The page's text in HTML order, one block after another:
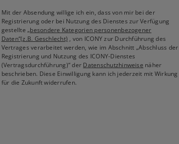
Mit der Absendung willige ich ein, dass von mir bei der
Registrierung oder bei Nutzung des Dienstes zur Verfügung
gestellte„besondere Kategorien personenbezogener
Daten“(z.B. Geschlecht) , von ICONY zur Durchführung des
Vertrages verarbeitet werden, wie im Abschnitt „Abschluss der
Registrierung und Nutzung des ICONY-Dienstes
(Vertragsdurchführung)“ der Datenschutzhinweise näher
beschrieben. Diese Einwilligung kann ich jederzeit mit Wirkung
für die Zukunft widerrufen.